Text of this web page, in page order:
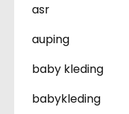
asr
auping
baby kleding
babykleding